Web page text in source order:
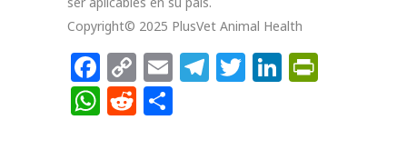
Copyright© 2025 PlusVet Animal Health
Facebook
Copy
Link
EmailTelegram
TwitterLinkedIn
WhatsApp
Reddit